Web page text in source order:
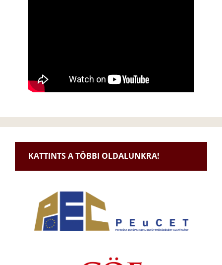
KATTINTS A TÖBBI OLDALUNKRA!